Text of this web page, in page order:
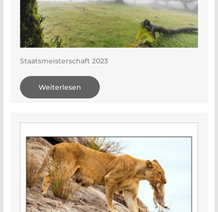
Staatsmeisterschaft 2023
Weiterlesen